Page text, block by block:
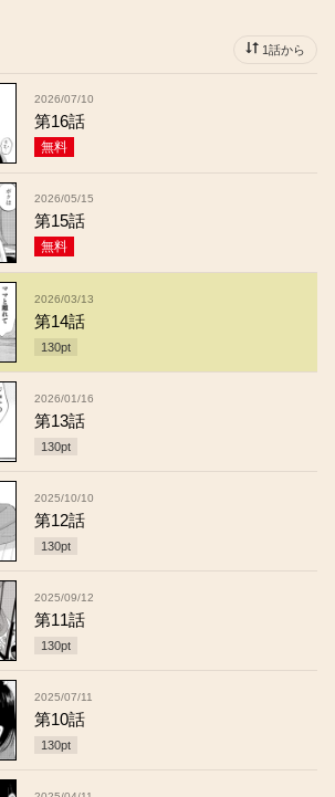
1話から
2026/07/10
第16話
無料
2026/05/15
第15話
無料
2026/03/13
第14話
130pt
2026/01/16
第13話
130pt
2025/10/10
第12話
130pt
2025/09/12
第11話
130pt
2025/07/11
第10話
130pt